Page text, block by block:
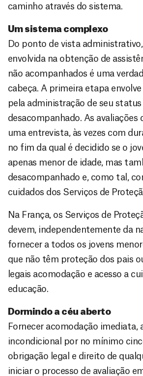
caminho através do sistema.
Um sistema complexo
Do ponto de vista
envolvida na obtenção de
não acompanhados é uma
cabeça. A primeira etapa
pela administração de seu
desacompanhado. As avaliações
uma entrevista, às vezes com
no fim da qual é decidido se o
apenas menor de idade, mas
desacompanhado e, como tal,
cuidados dos Serviços de
Na França, os Serviços de
devem, independentemente da
fornecer a todos os jovens
que não têm proteção dos pais
legais acomodação e acesso a
educação.
Dormindo a céu aberto
Fornecer acomodação imediata,
incondicional por no mínimo
obrigação legal e direito de
iniciar o processo de avaliação